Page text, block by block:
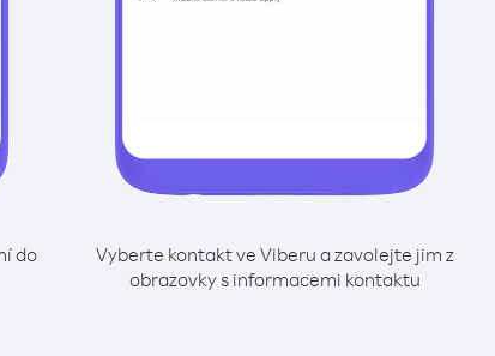
do
Vyberte kontakt ve Viberu a zavolejte jim z
obrazovky s informacemi kontaktu